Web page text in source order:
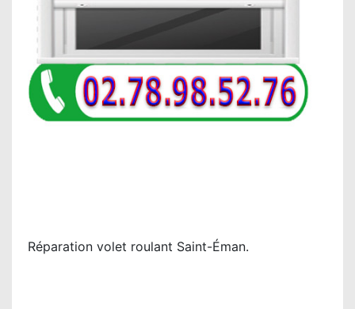
Réparation volet roulant Saint-Éman.